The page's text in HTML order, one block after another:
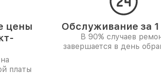
цены
платы
Обслуживание за
В 90% случаев
завершается в день